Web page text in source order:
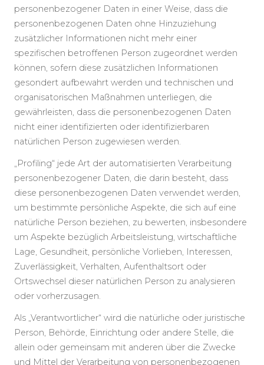
personenbezogener Daten in einer Weise, dass die
personenbezogenen Daten ohne Hinzuziehung
zusätzlicher Informationen nicht mehr einer
spezifischen betroffenen Person zugeordnet werden
können, sofern diese zusätzlichen Informationen
gesondert aufbewahrt werden und technischen und
organisatorischen Maßnahmen unterliegen, die
gewährleisten, dass die personenbezogenen Daten
nicht einer identifizierten oder identifizierbaren
natürlichen Person zugewiesen werden.
„Profiling“ jede Art der automatisierten Verarbeitung
personenbezogener Daten, die darin besteht, dass
diese personenbezogenen Daten verwendet werden,
um bestimmte persönliche Aspekte, die sich auf eine
natürliche Person beziehen, zu bewerten, insbesondere
um Aspekte bezüglich Arbeitsleistung, wirtschaftliche
Lage, Gesundheit, persönliche Vorlieben, Interessen,
Zuverlässigkeit, Verhalten, Aufenthaltsort oder
Ortswechsel dieser natürlichen Person zu analysieren
oder vorherzusagen.
Als „Verantwortlicher“ wird die natürliche oder juristische
Person, Behörde, Einrichtung oder andere Stelle, die
allein oder gemeinsam mit anderen über die Zwecke
und Mittel der Verarbeitung von personenbezogenen